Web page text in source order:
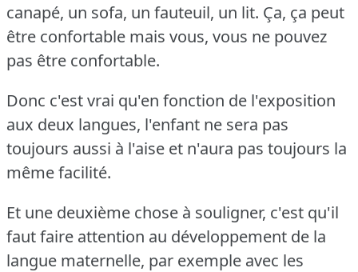
canapé, un sofa, un fauteuil, un lit. Ça, ça peut
être confortable mais vous, vous ne pouvez
pas être confortable.
Donc c'est vrai qu'en fonction de l'exposition
aux deux langues, l'enfant ne sera pas
toujours aussi à l'aise et n'aura pas toujours la
même facilité.
Et une deuxième chose à souligner, c'est qu'il
faut faire attention au développement de la
langue maternelle, par exemple avec les